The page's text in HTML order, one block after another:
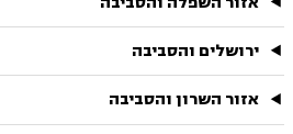
ירושלים והסביבה
אזור השרון והסביבה